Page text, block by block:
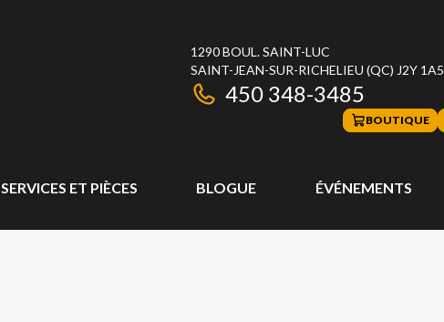
1290 BOUL. SAINT-LUC
SAINT-JEAN-SUR-RICHELIEU (QC) J2Y 1A5
450 348-3485
BOUTIQUE
SERVICES ET PIÈCES BLOGUE ÉVÉNEMENTS